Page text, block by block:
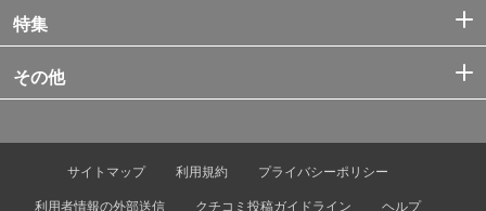
特集
その他
サイトマップ 利用規約
プライバシーポリシー
利用者情報の外部送信
クチコミ投稿ガイドライン ヘルプ